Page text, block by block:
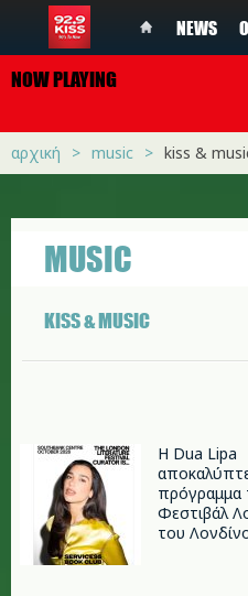
NEWS
NOW PLAYING
αρχική music kiss &
MUSIC
KISS & MUSIC
Η Dua Lipa
πρόγραμμα
Φεστιβάλ
του